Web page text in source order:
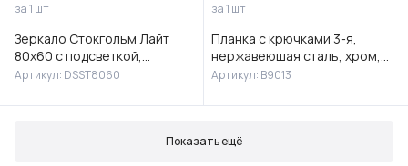
за 1 шт
Зеркало Стокгольм Лайт
80х60 с подсветкой,
DSST8060
Артикул: DSST8060
за 1 шт
Планка с крючками 3-я,
нержавеюшая сталь, хром,
B9013
Артикул: B9013
Показать ещё